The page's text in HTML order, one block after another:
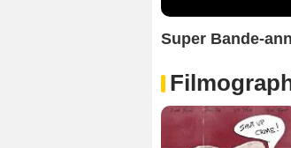
Super Bande-